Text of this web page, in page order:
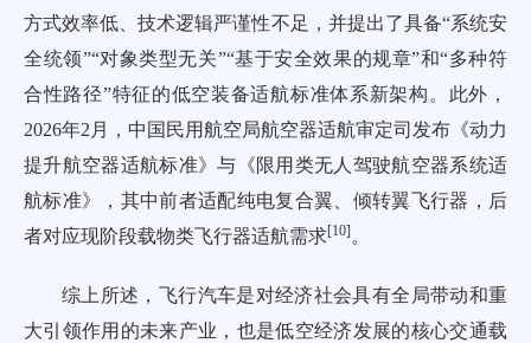
方式效率低、技术逻辑严谨性不足，并提出了具备“系统安
全统领”“对象类型无关”“基于安全效果的规章”和“多种符
合性路径”特征的低空装备适航标准体系新架构。此外，
2026年2月，中国民用航空局航空器适航审定司发布《动力
提升航空器适航标准》与《限用类无人驾驶航空器系统适
航标准》，其中前者适配纯电复合翼、倾转翼飞行器，后
者对应现阶段载物类飞行器适航需求[10] 。
综上所述，飞行汽车是对经济社会具有全局带动和重
大引领作用的未来产业，也是低空经济发展的核心交通载